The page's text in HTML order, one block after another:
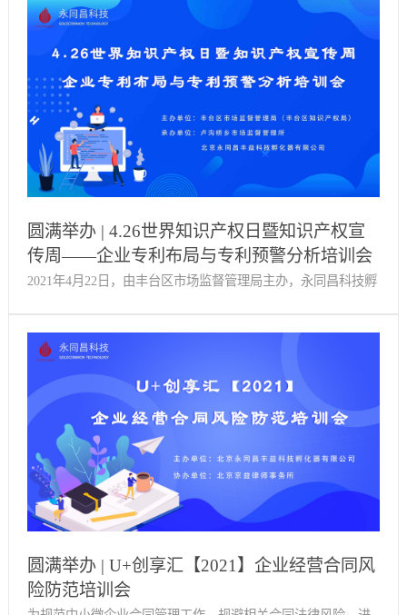
圆满举办 | 4.26世界知识产权日暨知识产权宣
传周——企业专利布局与专利预警分析培训会
2021年4月22日，由丰台区市场监督管理局主办，永同昌科技孵
识产权宣传周——企业专利布局与专利预警分析培训会》在优
橙·创新中心B座三层路演厅圆满举办。 丰台区市场监督管理所
张敏作为嘉宾出席本次活动，同时邀请到八月瓜创新服务平台
李斌导师为大家讲解。 下午两点，培训会正式开始。创业服务
部经理李少鹏主持本次活动。会上，李斌导师围绕企业专利布
局的体系和原则、专利布局结构和模式、行业专利预警以及企
业专利预警四个方面，通过多个案例分析，与参会代表详细讲
述了企业高价值专利培育的相关问题。（以上为部分课件内
提出自身相关问题，李斌导师均一一解答。参会人员表示本次
培训会学到了很多新思路、新方法，受益良多，会后也会与导
圆满举办 | U+创享汇【2021】企业经营合同风
险防范培训会